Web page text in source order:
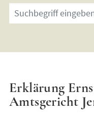
Geben
Sie
Suchbegriff
Erklärung
Amtsgericht